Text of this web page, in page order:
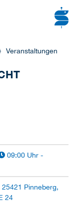
Veranstaltungen
09:00 Uhr -
Pinneberg,
24